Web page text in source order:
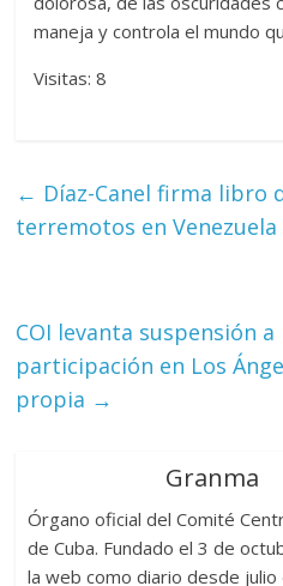
maneja y controla el mundo
Visitas: 8
← Díaz-Canel firma libro
terremotos en Venezuela
COI levanta suspensión
participación en Los
propia →
Granma
Órgano oficial del Comité
de Cuba. Fundado el 3 de
la web como diario desde julio